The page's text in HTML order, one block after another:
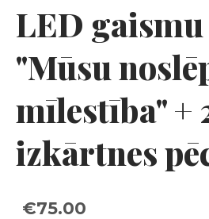
LED
"Mūsu
mīlestība" +
izkārtnes
€75.00